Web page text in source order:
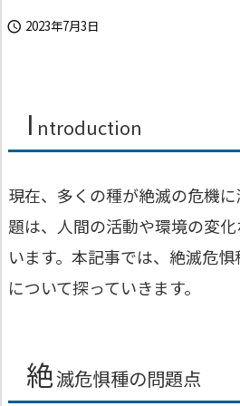
 2023年7月3日
I ntroduction
現在、多くの種が絶滅の危機
題は、人間の活動や環境の変
います。本記事では、絶滅危
について探っていきます。
絶滅危惧種の問題点